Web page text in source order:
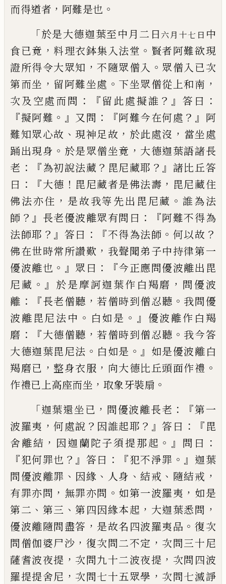
而得道者 ， 阿難是也 。
「於是大德迦葉至中月二日 六月十七 日 中
食已竟 ， 料理衣鉢集入法堂 。 賢者阿難欲現
證所得令大眾知 ，不隨眾僧入 。 眾僧入已次
第而坐 ， 留阿難坐處 。 下坐眾僧從 上和南 ，
次及空處而問 ：『留此處擬誰 ？』 答 曰 ：
『擬阿難 。』 又問 ：『阿難今在何處 ？』 阿
難知眾心故 、 現神足故 ， 於此處沒 ， 當坐處
踊出現身 。 於是眾僧坐竟 ， 大德迦葉語諸長
老 ：『為初說法藏 ？ 毘尼藏耶 ？』 諸比丘答
曰 ：『大德 ！ 毘尼藏者是佛法壽 ， 毘尼藏住
佛法亦住 ， 是故我等先出毘尼藏 。 誰為法
師 ？』 長老優波離眾有問曰 ：『阿難不得為
法師耶 ？』 答曰 ：『不得為法師 。 何以故 ？
佛在世時常所讚歎 ， 我聲聞弟子中持律第一
優波離也 。』 眾曰 ：『今正應問優波離出毘
尼藏 。』 於是摩訶迦葉作白羯磨 ， 問優波
離 ：『長老僧聽 ，若僧時到僧忍聽 。 我問優
波離 毘尼法中 。 白如是 。』 優波離作白羯
磨 ：『大德僧聽 ，若僧時到僧忍聽 。 我今答
大德迦葉毘尼法 。 白如是 。』 如是優波離白
羯磨已 ，整身衣服 ， 向大德比丘頭面作禮 。
作禮已上高座而坐 ， 取象牙裝扇 。
「迦葉還坐已 ， 問優波離長老 ：『第一
波羅夷 ，何處說 ？ 因誰起耶 ？』答曰 ：『 毘
舍離結 ， 因迦蘭陀子須提那起 。』 問曰 ：
『犯何罪也 ？』 答曰 ：『犯不淨罪 。』 迦葉
問優波離罪 、 因緣 、 人身 、結戒 、 隨結戒 ，
有罪亦問 ， 無罪亦問 。 如第一波羅夷 ， 如是
第二 、 第三 、第四因緣本起 ， 大迦葉悉問 ，
優波離隨問盡答 ， 是故名四波羅夷品 。復次
問僧伽婆尸沙 ， 復次問二不定 ， 次問三十尼
薩耆波夜提 ， 次問九十二波夜提 ， 次問四波
羅提提舍尼 ， 次問七十五眾學 ， 次問七滅諍